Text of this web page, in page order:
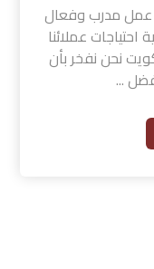
عمل مدرب وفعال
عملائنا
نحن نفخر بأن
...